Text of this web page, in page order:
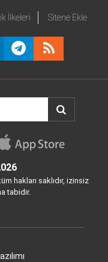
İlkeleri Sitene Ekle
hakları saklıdır, izinsiz
tabidir.